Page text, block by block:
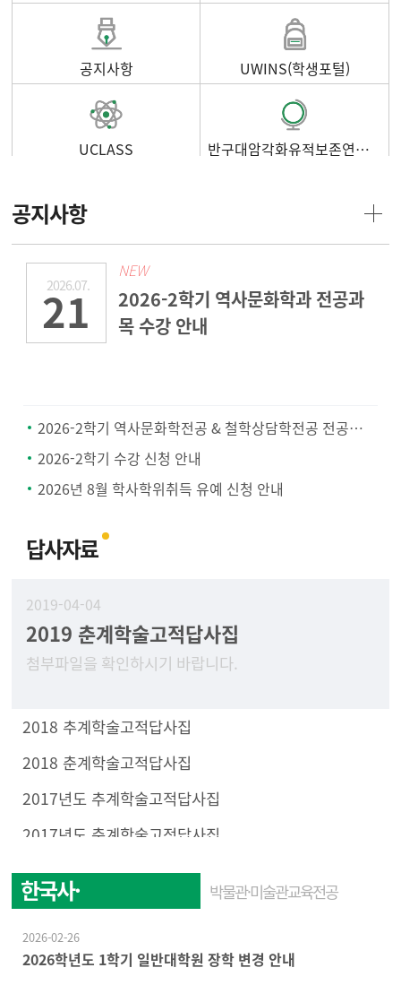
공지사항 UWINS(학생포털)
UCLASS 반구대암각화유적보존연구소
공지사항
2026.07.
21
NEW
2026-2학기 역사문화학과 전공과
목 수강 안내
2026-2학기 역사문화학전공 & 철학상담학전공 전공공통과목 지정 안내
2026-2학기 수강 신청 안내
2026년 8월 학사학위취득 유예 신청 안내
답사자료
2019-04-04
2019 춘계학술고적답사집
첨부파일을 확인하시기 바랍니다.
2018 추계학술고적답사집
2018 춘계학술고적답사집
2017년도 추계학술고적답사집
2017년도 춘계학술고적답사집
한국사·
박물관·미술관교육전공
2026-02-26
2026학년도 1학기 일반대학원 장학 변경 안내